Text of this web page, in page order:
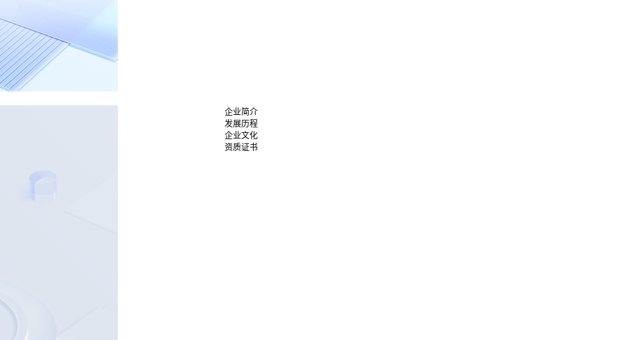
企业简介
发展历程
企业文化
资质证书